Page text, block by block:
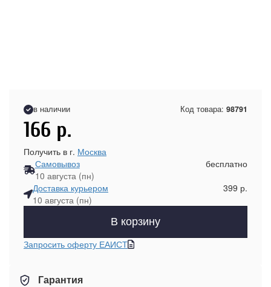
в наличии Код товара: 98791
166 р.
Получить в г. Москва
Самовывоз
10 августа (пн)
бесплатно
Доставка курьером
10 августа (пн)
399 р.
В корзину
Запросить оферту ЕАИСТ
Гарантия